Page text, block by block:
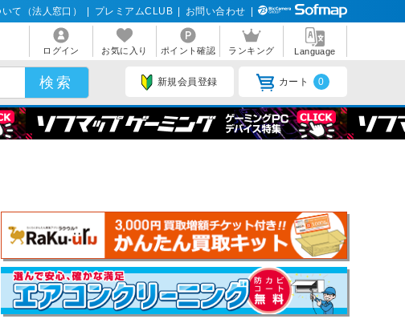
て（法人窓口） プレミアムCLUB お問い合わせ
ログイン お気に入り ポイント確認 ランキング Language
新規会員登録 カート 0